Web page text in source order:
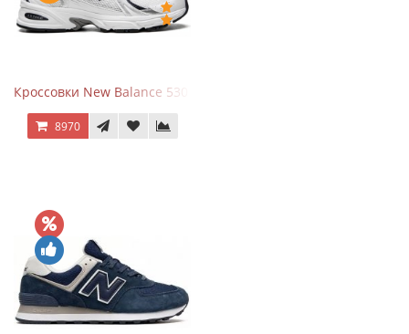
Кроссовки New Balance 530 White Silver Navy
8970